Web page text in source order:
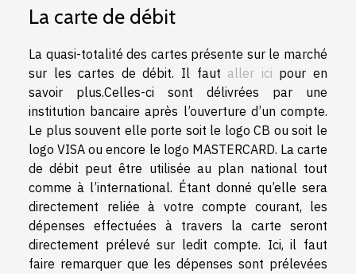
La carte de débit
La quasi-totalité des cartes présente sur le marché
sur les cartes de débit. Il faut aller ici pour en
savoir plus.Celles-ci sont délivrées par une
institution bancaire après l’ouverture d’un compte.
Le plus souvent elle porte soit le logo CB ou soit le
logo VISA ou encore le logo MASTERCARD. La carte
de débit peut être utilisée au plan national tout
comme à l’international. Étant donné qu’elle sera
directement reliée à votre compte courant, les
dépenses effectuées à travers la carte seront
directement prélevé sur ledit compte. Ici, il faut
faire remarquer que les dépenses sont prélevées